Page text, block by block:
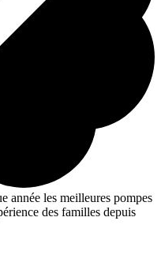
année les meilleures pompes
des familles depuis